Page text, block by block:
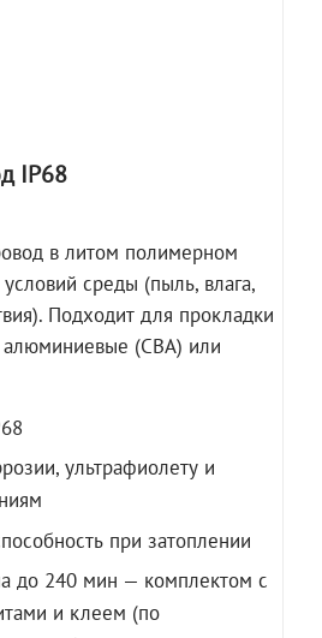
IP68
в литом полимерном
среды (пыль, влага,
Подходит для прокладки
(СВА) или
ультрафиолету и
при затоплении
до 240 мин — комплектом с
и клеем (по